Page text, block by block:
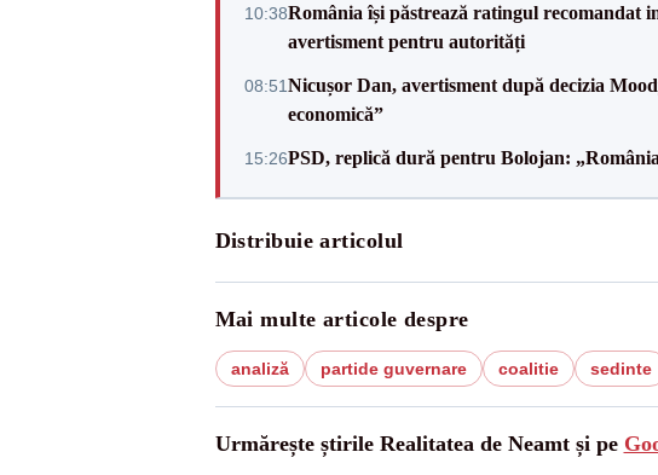
10:38România își păstrează ratingul recomandat
avertisment pentru autorități
08:51Nicușor Dan, avertisment după decizia
economică”
15:26PSD, replică dură pentru Bolojan:
Distribuie articolul
Mai multe articole despre
analiză partide guvernare coalitie sedinte
Urmărește știrile Realitatea de Neamt și pe